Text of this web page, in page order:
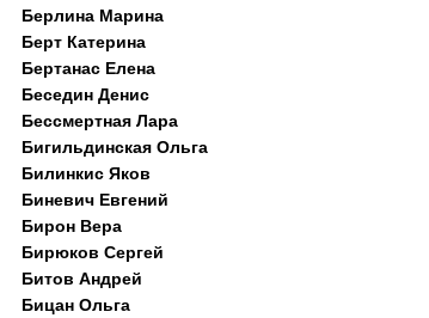
Берлина Марина
Берт Катерина
Бертанас Елена
Беседин Денис
Бессмертная Лара
Бигильдинская Ольга
Билинкис Яков
Биневич Евгений
Бирон Вера
Бирюков Сергей
Битов Андрей
Бицан Ольга